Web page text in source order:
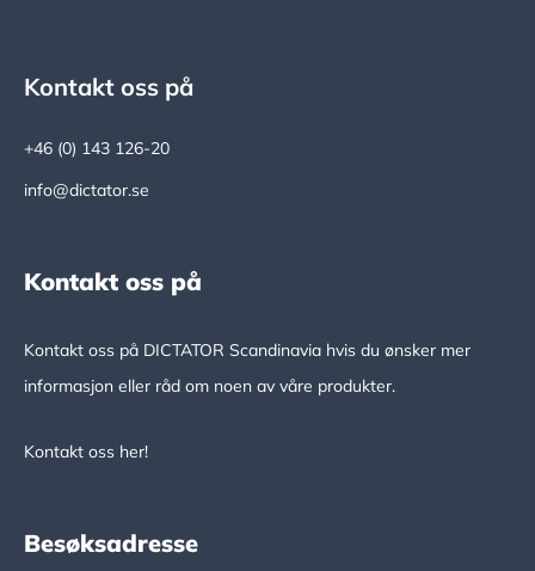
Footer
Kontakt oss på
+46 (0) 143 126-20
info@dictator.se
Kontakt oss på
Kontakt oss på DICTATOR Scandinavia hvis du ønsker mer
informasjon eller råd om noen av våre produkter.
Kontakt oss her!
Besøksadresse